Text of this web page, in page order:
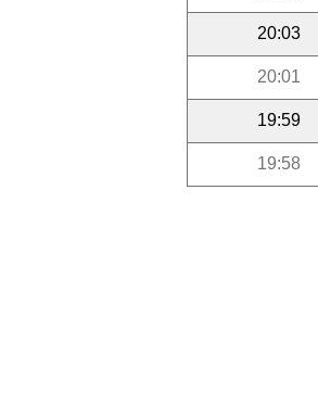
20:03
20:01
19:59
19:58